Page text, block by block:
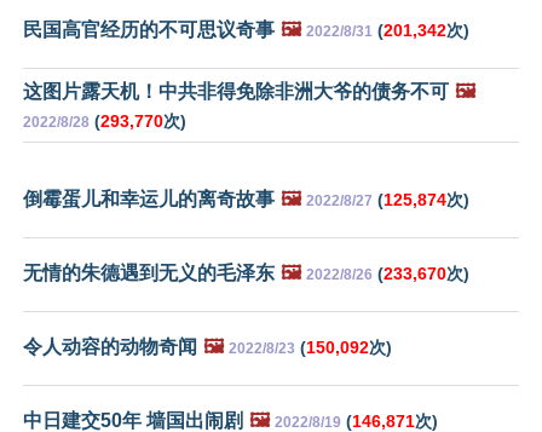
民国高官经历的不可思议奇事 🖼️ 2022/8/31 (201,342次)
这图片露天机！中共非得免除非洲大爷的债务不可 🖼️
2022/8/28 (293,770次)
倒霉蛋儿和幸运儿的离奇故事 🖼️ 2022/8/27 (125,874次)
无情的朱德遇到无义的毛泽东 🖼️ 2022/8/26 (233,670次)
令人动容的动物奇闻 🖼️ 2022/8/23 (150,092次)
中日建交50年 墙国出闹剧 🖼️ 2022/8/19 (146,871次)